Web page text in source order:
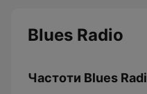
Blues Radio
Частоти Blues